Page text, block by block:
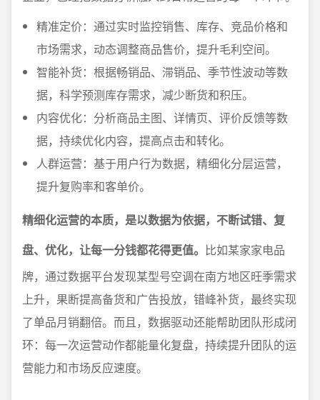
精准定价：通过实时监控销售、库存、竞品价格和
市场需求，动态调整商品售价，提升毛利空间。
智能补货：根据畅销品、滞销品、季节性波动等数
据，科学预测库存需求，减少断货和积压。
内容优化：分析商品主图、详情页、评价反馈等数
据，持续优化内容，提高点击和转化。
人群运营：基于用户行为数据，精细化分层运营，
提升复购率和客单价。
精细化运营的本质，是以数据为依据，不断试错、复
盘、优化，让每一分钱都花得更值。 比如某家家电品
牌，通过数据平台发现某型号空调在南方地区旺季需求
上升，果断提高备货和广告投放，错峰补货，最终实现
了单品月销翻倍。而且，数据驱动还能帮助团队形成闭
环：每一次运营动作都能量化复盘，持续提升团队的运
营能力和市场反应速度。